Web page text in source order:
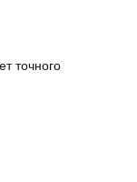
точного